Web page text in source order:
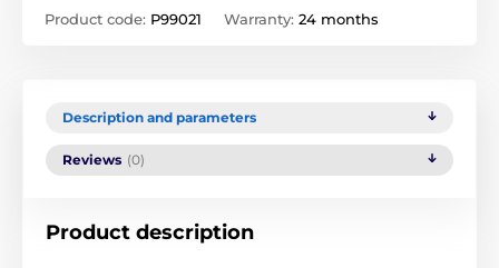
Product code: P99021 Warranty: 24 months
Description and parameters
Reviews (0)
Product description